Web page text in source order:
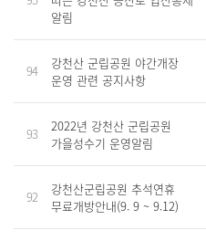
알림
94
강천산 군립공원 야간개장
운영 관련 공지사항
93
2022년 강천산 군립공원
가을성수기 운영알림
92
강천산군립공원 추석연휴
무료개방안내(9. 9 ~ 9.12)